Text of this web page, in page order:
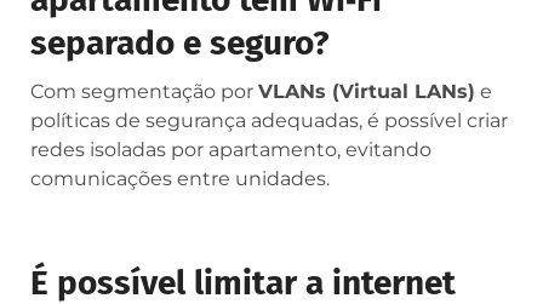
separado e seguro?
Com segmentação por VLANs (Virtual LANs) e
políticas de segurança adequadas, é possível criar
redes isoladas por apartamento, evitando
comunicações entre unidades.
É possível limitar a internet